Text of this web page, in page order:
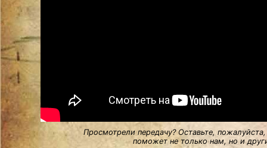
Просмотрели передачу? Оставьте,
поможет не только нам, но и